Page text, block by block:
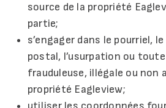
source de la propriété
partie;
s’engager dans le pourriel,
postal, l’usurpation ou
frauduleuse, illégale ou non
propriété Eagleview;